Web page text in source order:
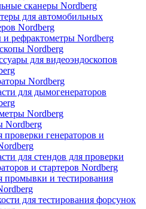
сканеры Nordberg
для автомобильных
Nordberg
рефрактометры Nordberg
Nordberg
для видеоэндоскопов
Nordberg
для дымогенераторов
Nordberg
Nordberg
генераторов и
для стендов для проверки
и стартеров Nordberg
промывки и тестирования
для тестирования форсунок